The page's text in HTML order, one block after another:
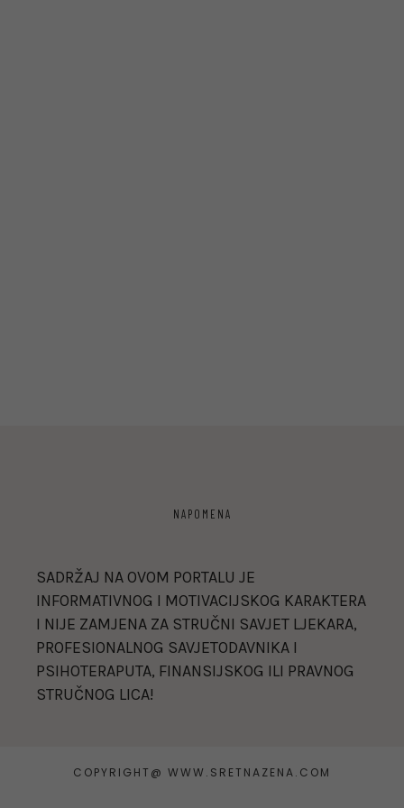
NAPOMENA
SADRŽAJ NA OVOM PORTALU JE
INFORMATIVNOG I MOTIVACIJSKOG KARAKTERA
I NIJE ZAMJENA ZA STRUČNI SAVJET LJEKARA,
PROFESIONALNOG SAVJETODAVNIKA I
PSIHOTERAPUTA, FINANSIJSKOG ILI PRAVNOG
STRUČNOG LICA!
COPYRIGHT@ WWW.SRETNAZENA.COM